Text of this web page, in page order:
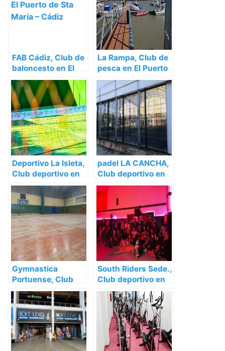
FAB Cádiz, Club de
baloncesto en El
Puerto de Sta María
– Cádiz
La Rampa, Club de
pesca en El Puerto
de Sta María –
Cádiz
Deportivo La Isleta,
Club deportivo en
El Puerto de Sta
María – Cádiz
padel LA CANCHA,
Club deportivo en
El Puerto de Sta
María – Cádiz
Gymnastica
Portuense, Club
deportivo en El
Puerto de Sta María
– Cádiz
South Riders Sede.,
Club deportivo en
El Puerto de Sta
María – Cádiz